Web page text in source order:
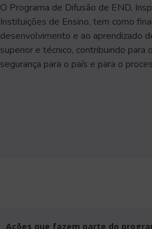
O Programa de Difusão de END,
Instituições de Ensino, tem como
desenvolvimento e ao aprendizado
superior e técnico, contribuindo
segurança para o país e para o
Ações que fazem parte do